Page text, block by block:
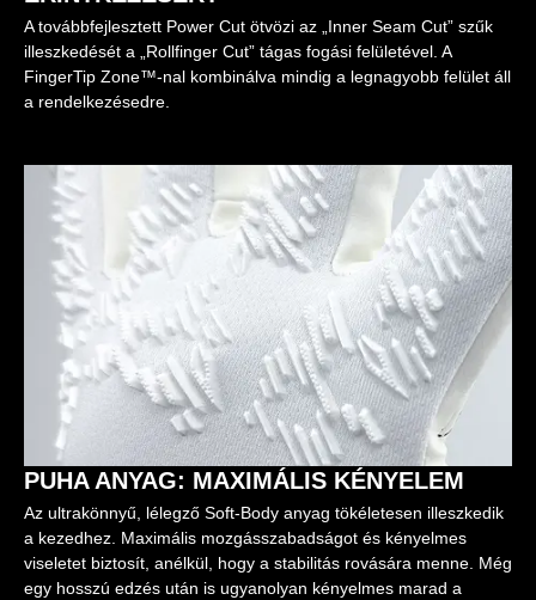
A továbbfejlesztett Power Cut ötvözi az „Inner Seam Cut” szűk
illeszkedését a „Rollfinger Cut” tágas fogási felületével. A
FingerTip Zone™-nal kombinálva mindig a legnagyobb felület áll
a rendelkezésedre.
PUHA ANYAG: MAXIMÁLIS KÉNYELEM
Az ultrakönnyű, lélegző Soft-Body anyag tökéletesen illeszkedik
a kezedhez. Maximális mozgásszabadságot és kényelmes
viseletet biztosít, anélkül, hogy a stabilitás rovására menne. Még
egy hosszú edzés után is ugyanolyan kényelmes marad a